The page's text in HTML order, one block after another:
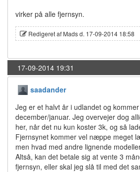
virker på alle fjernsyn.
Redigeret af Mads d. 17-09-2014 18:58
17-09-2014 19:31
saadander
Jeg er et halvt år i udlandet og
december/januar. Jeg overvejer dog
her, når det nu kun koster 3k, og så
Fjernsynet kommer vel næppe meget
men hvad med andre lignende
Altså, kan det betale sig at vente 3
fjernsyn, eller skal jeg slå til med det